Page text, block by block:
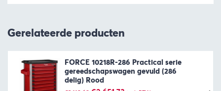
Gerelateerde producten
FORCE 10218R-286 Practical serie
gereedschapswagen gevuld (286
delig) Rood